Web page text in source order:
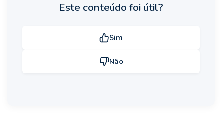
Este conteúdo foi útil?
Sim
Não